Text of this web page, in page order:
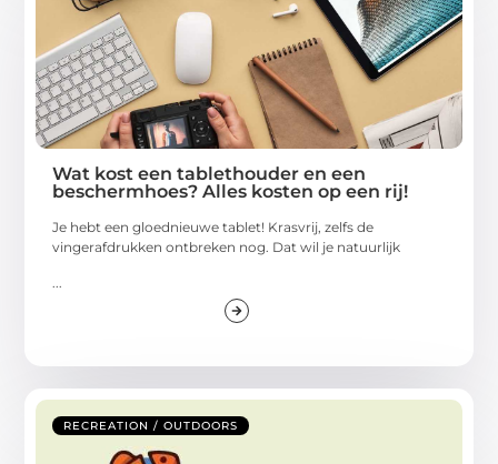
Wat kost een tablethouder en een
beschermhoes? Alles kosten op een rij!
Je hebt een gloednieuwe tablet! Krasvrij, zelfs de
vingerafdrukken ontbreken nog. Dat wil je natuurlijk
...
RECREATION / OUTDOORS